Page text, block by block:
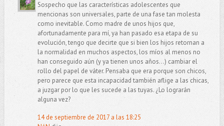
Sospecho que las características adolescentes que
mencionas son universales, parte de una fase tan molesta
como inevitable. Como madre de unos hijos que,
afortunadamente para mí, ya han pasado esa etapa de su
evolución, tengo que decirte que si bien los hijos retornan a
la normalidad en muchos aspectos, los míos al menos no
han conseguido aún (y ya tienen unos años...) cambiar el
rollo del papel de váter. Pensaba que era porque son chicos,
pero parece que esta incapacidad también aflige a las chicas,
a juzgar por lo que les sucede a las tuyas. ¿Lo lograrán
alguna vez?
14 de septiembre de 2017 a las 18:25